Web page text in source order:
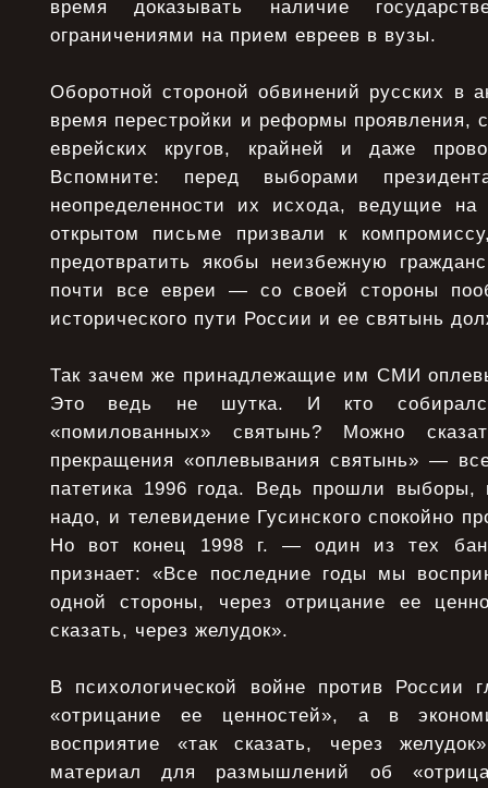
время доказывать наличие
ограничениями на прием евреев в вузы.
Оборотной стороной обвинений русских в
время перестройки и реформы проявления,
еврейских кругов, крайней и даже
Вспомните: перед выборами
неопределенности их исхода, ведущие
открытом письме призвали к
предотвратить якобы неизбежную
почти все евреи — со своей стороны
исторического пути России и ее святынь
Так зачем же принадлежащие им СМИ
Это ведь не шутка. И кто собирался
«помилованных» святынь? Можно
прекращения «оплевывания святынь» —
патетика 1996 года. Ведь прошли выборы,
надо, и телевидение Гусинского спокойно
Но вот конец 1998 г. — один из тех
признает: «Все последние годы мы
одной стороны, через отрицание ее
сказать, через желудок».
В психологической войне против России
«отрицание ее ценностей», а в
восприятие «так сказать, через
материал для размышлений об